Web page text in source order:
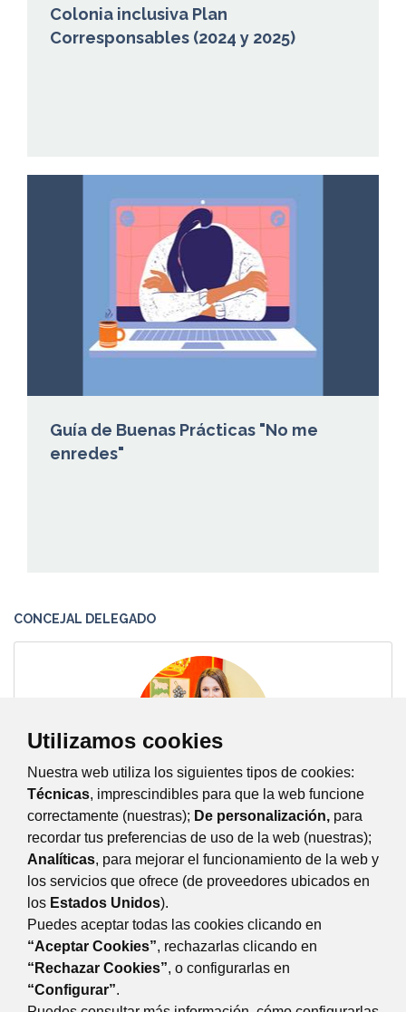
Utilizamos cookies
Nuestra web utiliza los siguientes tipos de cookies:
Técnicas, imprescindibles para que la web funcione
correctamente (nuestras); De personalización, para
recordar tus preferencias de uso de la web (nuestras);
Analíticas, para mejorar el funcionamiento de la web y
los servicios que ofrece (de proveedores ubicados en
los Estados Unidos).
Puedes aceptar todas las cookies clicando en
“Aceptar Cookies”, rechazarlas clicando en
“Rechazar Cookies”, o configurarlas en
“Configurar”.
Colonia inclusiva Plan
Corresponsables (2024 y 2025)
Guía de Buenas Prácticas "No me
enredes"
CONCEJAL DELEGADO
Rocío Manzaneque Ramos (Partido
Popular)
Contactar
AYUNTAMIENTO DE MAJADAHONDA
Plaza Mayor, 3 28220 Majadahonda Madrid